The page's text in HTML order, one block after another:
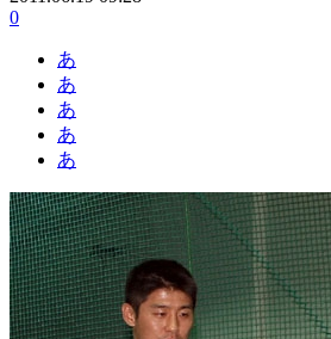
0
あ
あ
あ
あ
あ